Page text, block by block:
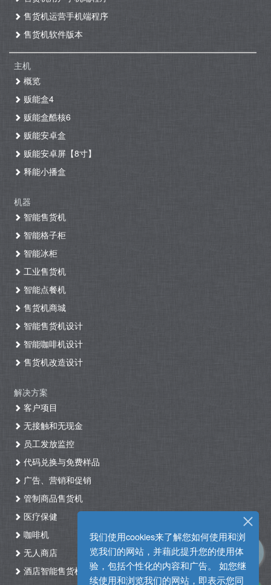
我们使用cookies来了解您如何使用和浏
览我们的网站，并藉此提升您的使用体
验，包括个性化的内容和广告。 如您继
续使用和浏览我们的网站，即表示您同
售货机运营手机端程序
售货机软件版本
主机
概览
贩能盒4
贩能盒酷核6
贩能安卓盒
贩能安卓屏【8寸】
释能小播盒
机器
智能售货机
智能格子柜
智能冰柜
工业售货机
智能点餐机
售货机商城
智能售货机设计
智能咖啡机设计
售货机改造设计
解决方案
客户项目
无接触和无现金
员工发放监控
代码兑换与免费样品
广告、营销和促销
管制商品售货机
医疗保健
咖啡机
无人商店
酒店智能售货机自助入住系统